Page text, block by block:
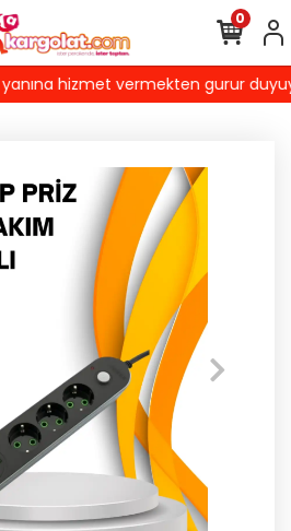
hizmet vermekten gurur
0